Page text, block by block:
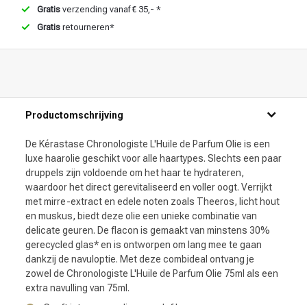
Gratis verzending vanaf € 35,- *
Gratis retourneren*
Productomschrijving
De Kérastase Chronologiste L'Huile de Parfum Olie is een
luxe haarolie geschikt voor alle haartypes. Slechts een paar
druppels zijn voldoende om het haar te hydrateren,
waardoor het direct gerevitaliseerd en voller oogt. Verrijkt
met mirre-extract en edele noten zoals Theeros, licht hout
en muskus, biedt deze olie een unieke combinatie van
delicate geuren. De flacon is gemaakt van minstens 30%
gerecycled glas* en is ontworpen om lang mee te gaan
dankzij de navuloptie. Met deze combideal ontvang je
zowel de Chronologiste L'Huile de Parfum Olie 75ml als een
extra navulling van 75ml.